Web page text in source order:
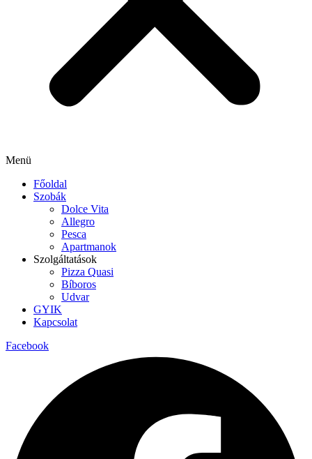
Menü
Főoldal
Szobák
Dolce Vita
Allegro
Pesca
Apartmanok
Szolgáltatások
Pizza Quasi
Bíboros
Udvar
GYIK
Kapcsolat
Facebook